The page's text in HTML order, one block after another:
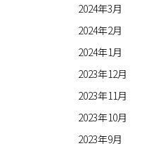
2024年3月
2024年2月
2024年1月
2023年12月
2023年11月
2023年10月
2023年9月